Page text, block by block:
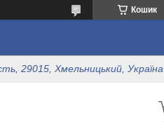
Кошик
29015, Хмельницький, Україна